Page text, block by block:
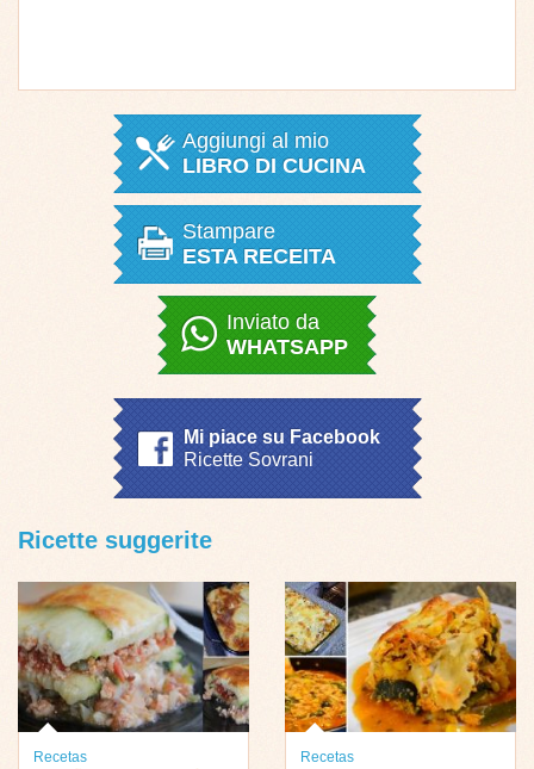
Aggiungi al mio
LIBRO DI CUCINA
Stampare
ESTA RECEITA
Inviato da
WHATSAPP
Mi piace su Facebook
Ricette Sovrani
Ricette suggerite
Recetas
Recetas